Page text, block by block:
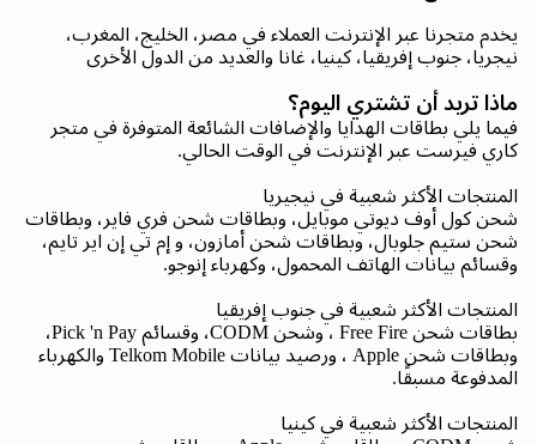
يخدم متجرنا عبر الإنترنت العملاء في مصر، الخليج، المغرب،
نيجريا، جنوب إفريقيا، كينيا، غانا والعديد من الدول الأخرى
ماذا تريد أن تشتري اليوم؟
فيما يلي بطاقات الهدايا والإضافات الشائعة المتوفرة في متجر
كاري فيرست عبر الإنترنت في الوقت الحالي.
المنتجات الأكثر شعبية في نيجيريا
شحن كول أوف ديوتي موبايل، وبطاقات شحن فري فاير، وبطاقات
شحن ستيم جلوبال، وبطاقات شحن أمازون، و إم تي إن اير تايم،
وقسائم بيانات الهاتف المحمول، وكهرباء إنوجو.
المنتجات الأكثر شعبية في جنوب إفريقيا
بطاقات شحن Free Fire ، وشحن CODM، وقسائم Pick 'n Pay،
وبطاقات شحن Apple ، ورصيد بيانات Telkom Mobile والكهرباء
المدفوعة مسبقًا.
المنتجات الأكثر شعبية في كينيا